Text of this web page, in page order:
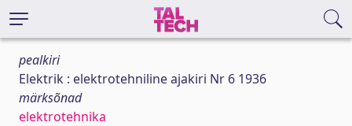
pealkiri
Elektrik : elektrotehniline ajakiri Nr 6 1936
märksõnad
elektrotehnika